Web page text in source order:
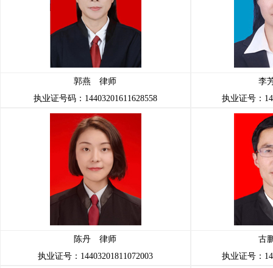
郭燕 律师
执业证号码：14403201611628558
李
执业证号：
陈丹 律师
执业证号：14403201811072003
古
执业证号：